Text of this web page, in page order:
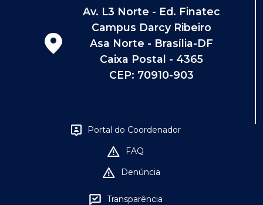
Av. L3 Norte - Ed. Finatec
Campus Darcy Ribeiro
Asa Norte - Brasília-DF
Caixa Postal - 4365
CEP: 70910-903
Portal do Coordenador
FAQ
Denúncia
Transparência